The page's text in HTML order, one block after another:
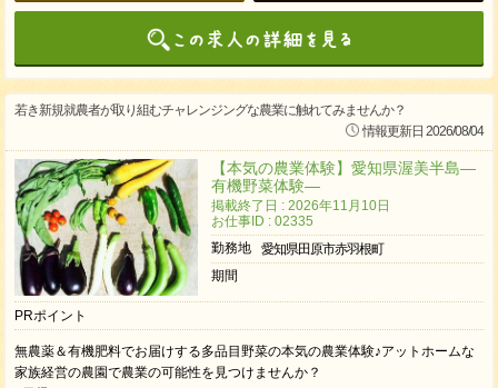
若き新規就農者が取り組むチャレンジングな農業に触れてみませんか？
情報更新日 2026/08/04
【本気の農業体験】愛知県渥美半島―
有機野菜体験―
掲載終了日 : 2026年11月10日
お仕事ID : 02335
勤務地
愛知県田原市赤羽根町
期間
PRポイント
無農薬＆有機肥料でお届けする多品目野菜の本気の農業体験♪アットホームな
家族経営の農園で農業の可能性を見つけませんか？